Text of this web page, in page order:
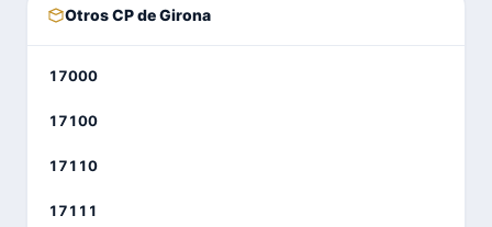
Otros CP de Girona
17000
17100
17110
17111